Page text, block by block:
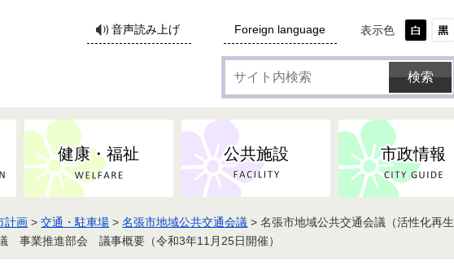
音声読み上げ Foreign language 表示色
イ
ト
検
索
税 ごみ・リサイクル
子育て支援
子育てにかかる各種手当／ひとり
親・寡婦家庭への支援
保
健康・福祉
地域福祉 高齢者福祉
公共施設
防災・消防 子育て・教育
市政情報
監査 記者会見
種広告・協賛のご案内 事業系ごみ・廃棄物
計画 >交通・駐車場 >名張市地域公共交通会議 > 名張市地域公共交通会議（活性化再
事業推進部会 議事概要（令和3年11月25日開催）